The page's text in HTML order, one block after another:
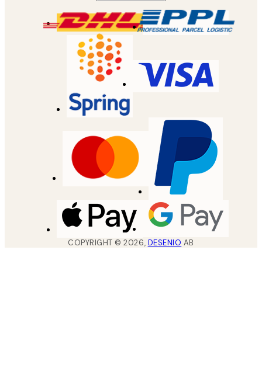
COPYRIGHT ©2026, DESENIO AB